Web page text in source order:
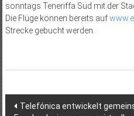
sonntags Teneriffa Süd mit der
Die Flüge können bereits auf
Strecke gebucht werden.
Telefónica entwickelt